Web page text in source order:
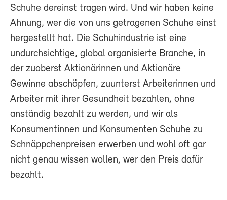
Schuhe dereinst tragen wird. Und wir haben keine
Ahnung, wer die von uns getragenen Schuhe einst
hergestellt hat. Die Schuhindustrie ist eine
undurchsichtige, global organisierte Branche, in
der zuoberst Aktionärinnen und Aktionäre
Gewinne abschöpfen, zuunterst Arbeiterinnen und
Arbeiter mit ihrer Gesundheit bezahlen, ohne
anständig bezahlt zu werden, und wir als
Konsumentinnen und Konsumenten Schuhe zu
Schnäppchenpreisen erwerben und wohl oft gar
nicht genau wissen wollen, wer den Preis dafür
bezahlt.